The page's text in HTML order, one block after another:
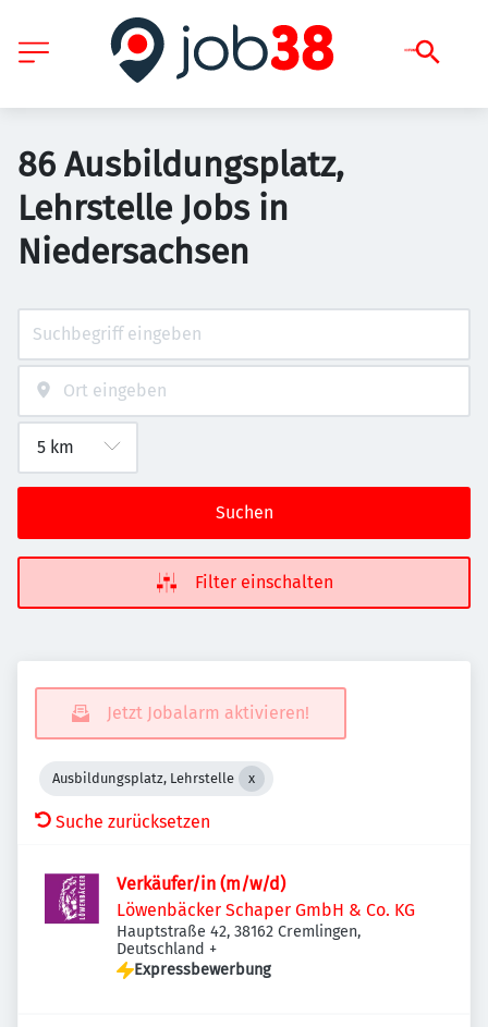
86 Ausbildungsplatz,
Lehrstelle Jobs in
Niedersachsen
Suchen
Filter einschalten
Jetzt Jobalarm aktivieren!
Ausbildungsplatz, Lehrstelle
Suche zurücksetzen
Verkäufer/in (m/w/d)
Löwenbäcker Schaper GmbH & Co. KG
Hauptstraße 42, 38162 Cremlingen,
Deutschland +
Expressbewerbung